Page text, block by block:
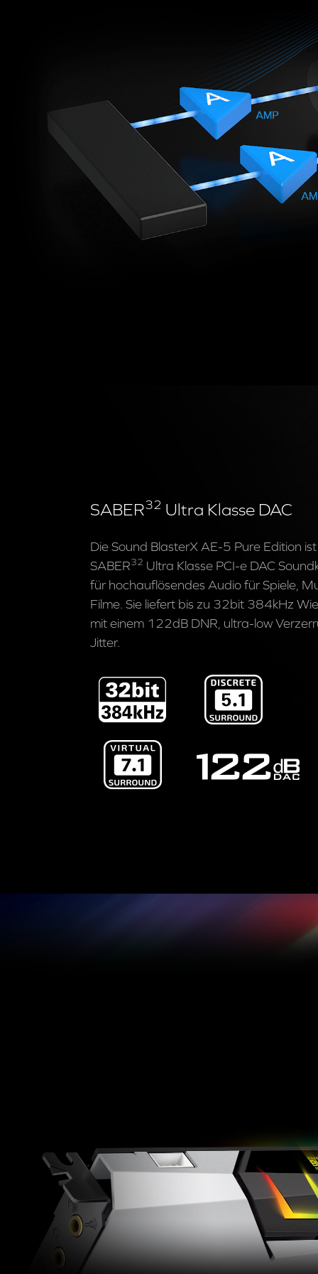
SABER32 Ultra Klasse DAC
Die Sound BlasterX AE-5 Pure Edition
SABER32 Ultra Klasse PCI-e DAC
für hochauflösendes Audio für Spiele,
Filme. Sie liefert bis zu 32bit 384kHz
mit einem 122dB DNR, ultra-low
Jitter.